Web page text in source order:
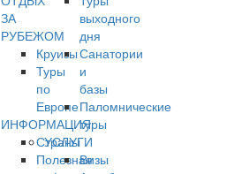
ЗА
РУБЕЖОМ
Круизы
Туры
по
Европе
ИНФОРМАЦИЯ
Страны
Полезная
выходного
дня
Санатории
и
базы
Паломнические
туры
УСЛУГИ
Визы